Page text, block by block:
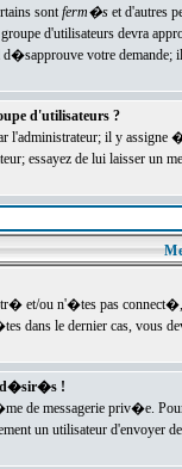
sontferm�set d'autres
d'utilisateurs devra
votre demande;
d'utilisateurs ?
l'administrateur; il y
essayez de lui laisser un
et/ou n'�tes pas
dans le dernier cas, vous
d�sir�s !
de messagerie priv�e.
un utilisateur d'envoyer